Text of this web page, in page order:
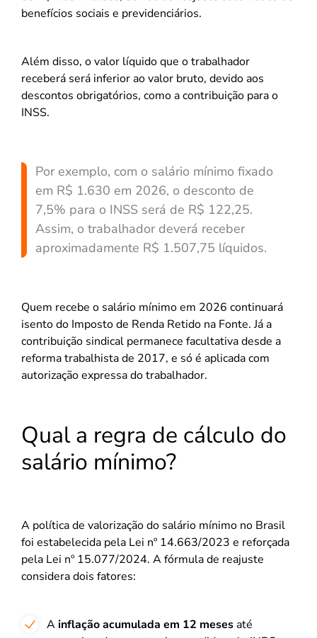
benefícios sociais e previdenciários.
Além disso, o valor líquido que o trabalhador
receberá será inferior ao valor bruto, devido aos
descontos obrigatórios, como a contribuição para o
INSS.
Por exemplo, com o salário mínimo fixado
em R$ 1.630 em 2026, o desconto de
7,5% para o INSS será de R$ 122,25.
Assim, o trabalhador deverá receber
aproximadamente R$ 1.507,75 líquidos.
Quem recebe o salário mínimo em 2026 continuará
isento do Imposto de Renda Retido na Fonte. Já a
contribuição sindical permanece facultativa desde a
reforma trabalhista de 2017, e só é aplicada com
autorização expressa do trabalhador.
Qual a regra de cálculo do
salário mínimo?
A política de valorização do salário mínimo no Brasil
foi estabelecida pela Lei nº 14.663/2023 e reforçada
pela Lei nº 15.077/2024. A fórmula de reajuste
considera dois fatores:
Ainflação acumulada em 12 mesesaté